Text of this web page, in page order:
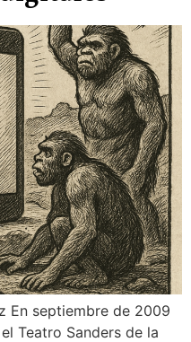
En septiembre de 2009
Teatro Sanders de la